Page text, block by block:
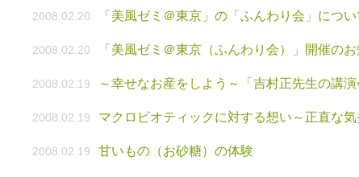
2008.02.20 「美風ゼミ＠東京」の「ふんわり会」につい
2008.02.20 「美風ゼミ＠東京（ふんわり会）」開催の
2008.02.19 ～幸せなお産をしよう～「吉村正先生の講演
2008.02.19 マクロビオティックに対する想い～正直な気
2008.02.19 甘いもの（お砂糖）の体験